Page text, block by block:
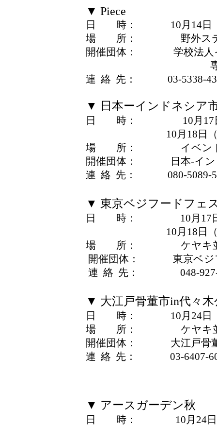
▼ Piece
日 時： 10月14日（水
場 所： 野外ステ
開催団体： 学校法人イ
専門学校ESP
連 絡 先： 03-5338-
▼ 日本ーインドネシア
日 時： 10月17日（
10月18日（日）
場 所： イベント広
開催団体： 日本-インド
連 絡 先： 080-5089-
▼ 東京ベジフードフェ
日 時： 10月17日（
10月18日（日）
場 所： ケヤキ
開催団体： 東京ベジフ
連 絡 先： 048-927-
▼ 大江戸骨董市in代々木
日 時： 10月24日（
場 所： ケヤキ
開催団体： 大江戸骨董
連 絡 先： 03-6407-
▼ アースガーデン秋
日 時： 10月24日（